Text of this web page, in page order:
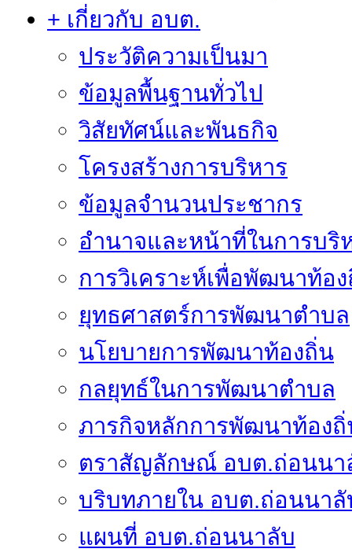
+ เกี่ยวกับ อบต.
ประวัติความเป็นมา
ข้อมูลพื้นฐานทั่วไป
วิสัยทัศน์และพันธกิจ
โครงสร้างการบริหาร
ข้อมูลจำนวนประชากร
อำนาจและหน้าที่ในการบริ
การวิเคราะห์เพื่อพัฒนาท้อ
ยุทธศาสตร์การพัฒนาตำบล
นโยบายการพัฒนาท้องถิ่น
กลยุทธ์ในการพัฒนาตำบล
ภารกิจหลักการพัฒนาท้อง
ตราสัญลักษณ์ อบต.ถ่อนนา
บริบทภายใน อบต.ถ่อนนา
แผนที่ อบต.ถ่อนนาลับ